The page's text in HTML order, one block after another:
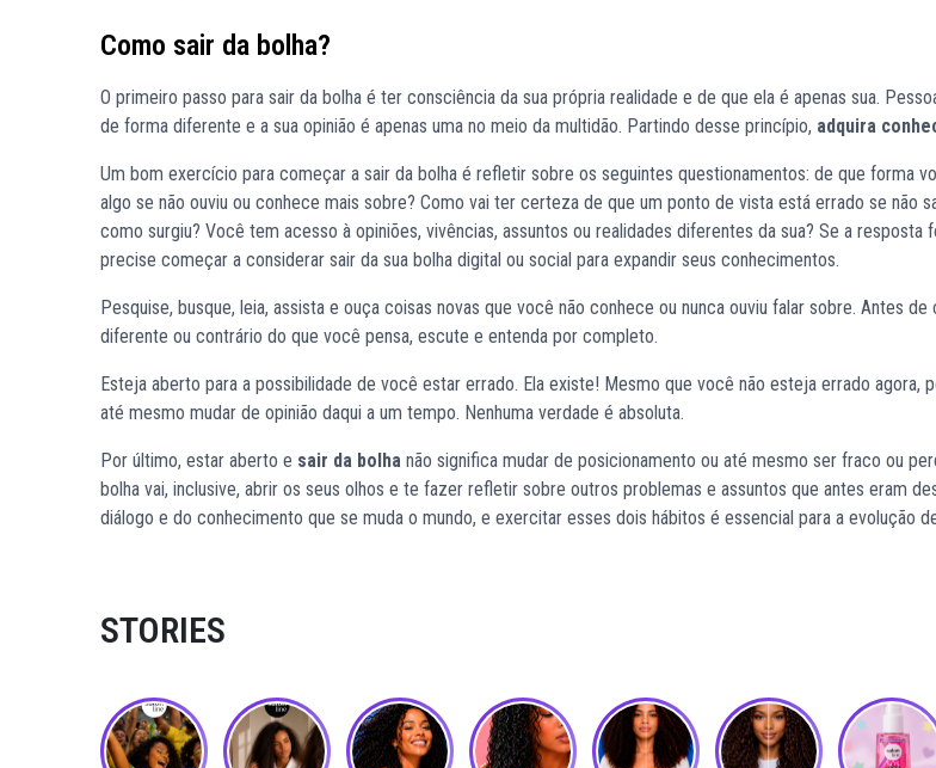
Como sair da bolha?
O primeiro passo para sair da bolha é ter consciência da sua própria realidade e de que ela é apenas sua.
de forma diferente e a sua opinião é apenas uma no meio da multidão. Partindo desse princípio, adquira
Um bom exercício para começar a sair da bolha é refletir sobre os seguintes questionamentos: de que forma
algo se não ouviu ou conhece mais sobre? Como vai ter certeza de que um ponto de vista está errado se não
como surgiu? Você tem acesso à opiniões, vivências, assuntos ou realidades diferentes da sua? Se a resposta
precise começar a considerar sair da sua bolha digital ou social para expandir seus conhecimentos.
Pesquise, busque, leia, assista e ouça coisas novas que você não conhece ou nunca ouviu falar sobre. Antes
diferente ou contrário do que você pensa, escute e entenda por completo.
Esteja aberto para a possibilidade de você estar errado. Ela existe! Mesmo que você não esteja errado agora,
até mesmo mudar de opinião daqui a um tempo. Nenhuma verdade é absoluta.
Por último, estar aberto e sair da bolha não significa mudar de posicionamento ou até mesmo ser fraco ou
bolha vai, inclusive, abrir os seus olhos e te fazer refletir sobre outros problemas e assuntos que antes eram
diálogo e do conhecimento que se muda o mundo, e exercitar esses dois hábitos é essencial para a evolução
STORIES